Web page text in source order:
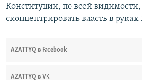
Конституции, по всей видимости,
сконцентрировать власть в руках
AZATTYQ в Facebook
AZATTYQ в VK